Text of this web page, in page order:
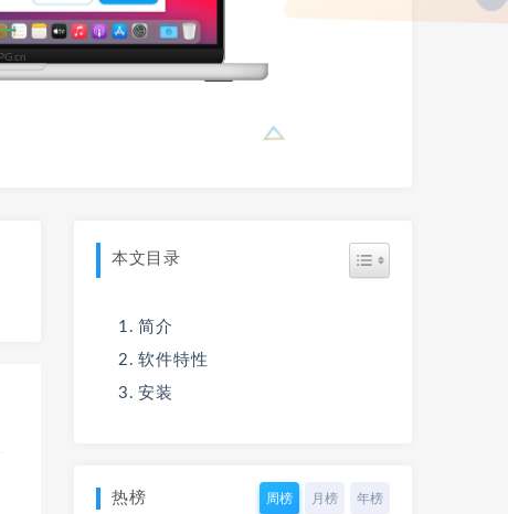
本文目录
简介
软件特性
安装
热榜 周榜 月榜 年榜